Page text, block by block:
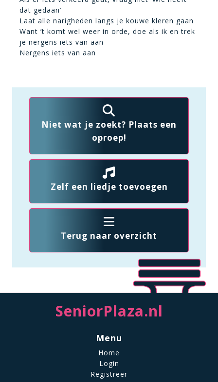
dat gedaan’
Laat alle narigheden langs je kouwe kleren gaan
Want ’t komt wel weer in orde, doe als ik en trek
je nergens iets van aan
Nergens iets van aan
Niet wat je zoekt? Plaats een
oproep!
Zelf een liedje toevoegen
Terug naar overzicht
SeniorPlaza.nl
Menu
Home
Login
Registreer